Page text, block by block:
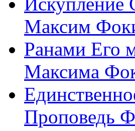
Максим
Ранами Его
Максима
Проповедь